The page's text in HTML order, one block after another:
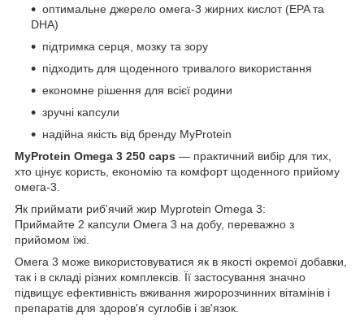
оптимальне джерело омега-3 жирних кислот (EPA та
DHA)
підтримка серця, мозку та зору
підходить для щоденного тривалого використання
економне рішення для всієї родини
зручні капсули
надійна якість від бренду MyProtein
MyProtein Omega 3 250 caps — практичний вибір для тих,
хто цінує користь, економію та комфорт щоденного прийому
омега-3.
Як приймати риб'ячий жир Myprotein Omega 3:
Приймайте 2 капсули Омега 3 на добу, переважно з
прийомом їжі.
Омега 3 може використовуватися як в якості окремої добавки,
так і в складі різних комплексів. Її застосування значно
підвищує ефективність вживання жиророзчинних вітамінів і
препаратів для здоров'я суглобів і зв'язок.